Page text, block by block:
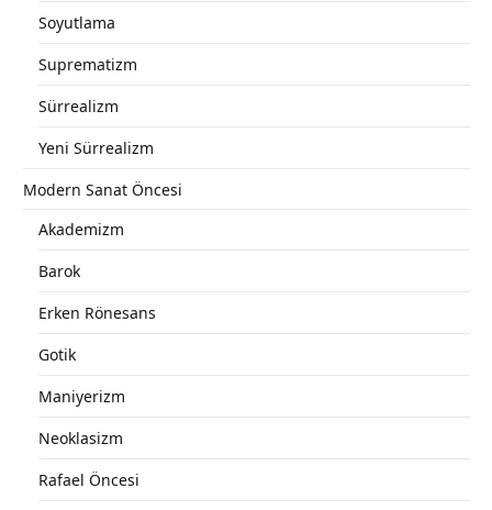
Soyutlama
Suprematizm
Sürrealizm
Yeni Sürrealizm
Modern Sanat Öncesi
Akademizm
Barok
Erken Rönesans
Gotik
Maniyerizm
Neoklasizm
Rafael Öncesi